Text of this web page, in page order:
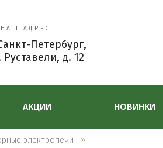
НАШ АДРЕС
Петербург,
Руставели, д. 12
АКЦИИ НОВИНКИ
электропечи